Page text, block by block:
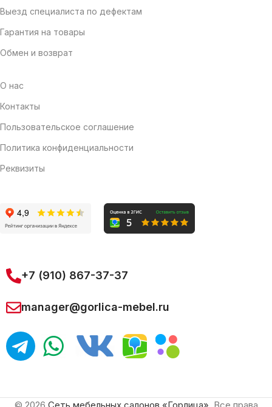
Выезд специалиста по дефектам
Гарантия на товары
Обмен и возврат
О нас
Контакты
Пользовательское соглашение
Политика конфиденциальности
Реквизиты
+7 (910) 867-37-37
manager@gorlica-mebel.ru
© 2026 Сеть мебельных салонов «Горлица» . Все права